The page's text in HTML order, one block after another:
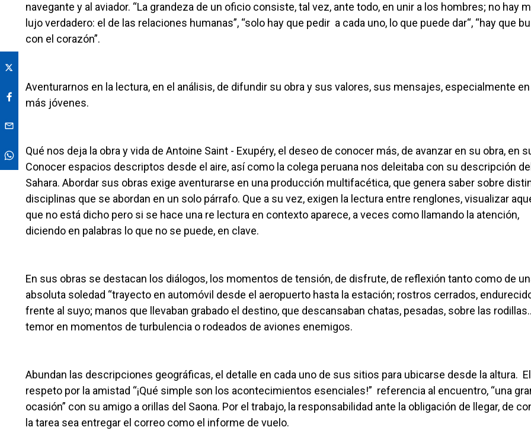
navegante y al aviador. “La grandeza de un oficio consiste, tal vez, ante todo, en unir a los hombres; no hay
lujo verdadero: el de las relaciones humanas”, “solo hay que pedir a cada uno, lo que puede dar“, “hay que
con el corazón”.
Aventurarnos en la lectura, en el análisis, de difundir su obra y sus valores, sus mensajes, especialmente
más jóvenes.
Qué nos deja la obra y vida de Antoine Saint - Exupéry, el deseo de conocer más, de avanzar en su obra, en
Conocer espacios descriptos desde el aire, así como la colega peruana nos deleitaba con su descripción del
Sahara. Abordar sus obras exige aventurarse en una producción multifacética, que genera saber sobre
disciplinas que se abordan en un solo párrafo. Que a su vez, exigen la lectura entre renglones, visualizar
que no está dicho pero si se hace una re lectura en contexto aparece, a veces como llamando la atención,
diciendo en palabras lo que no se puede, en clave.
En sus obras se destacan los diálogos, los momentos de tensión, de disfrute, de reflexión tanto como de
absoluta soledad “trayecto en automóvil desde el aeropuerto hasta la estación; rostros cerrados,
frente al suyo; manos que llevaban grabado el destino, que descansaban chatas, pesadas, sobre las
temor en momentos de turbulencia o rodeados de aviones enemigos.
Abundan las descripciones geográficas, el detalle en cada uno de sus sitios para ubicarse desde la altura. El
respeto por la amistad “¡Qué simple son los acontecimientos esenciales!” referencia al encuentro, “una
ocasión” con su amigo a orillas del Saona. Por el trabajo, la responsabilidad ante la obligación de llegar, de
la tarea sea entregar el correo como el informe de vuelo.